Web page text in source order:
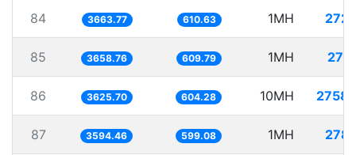
84 3663.77 610.63 1MH
85 3658.76 609.79 1MH
86 3625.70 604.28 10MH
87 3594.46 599.08 1MH